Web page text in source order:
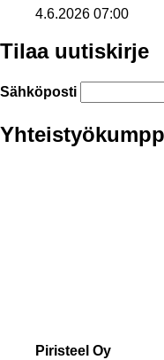
4.6.2026 07:00
Tilaa uutiskirje
Sähköposti
Piristeel Oy